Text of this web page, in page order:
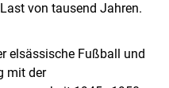
von tausend Jahren.
elsässische Fußball und
mit der